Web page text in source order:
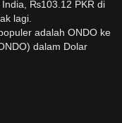
India, ₨103.12 PKR di
lagi.
adalah ONDO ke
dalam Dolar